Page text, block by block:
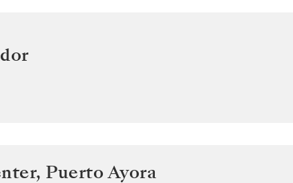
Puerto Ayora